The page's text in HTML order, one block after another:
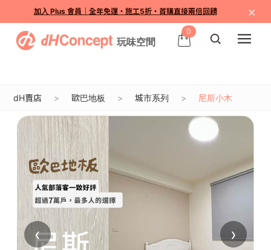
加入 Plus 會員｜全年免運・施工5折・首購直接兩倍回饋 ×
0
dH賣店 歐巴地板 城市系列 尼斯小木
‹ ›